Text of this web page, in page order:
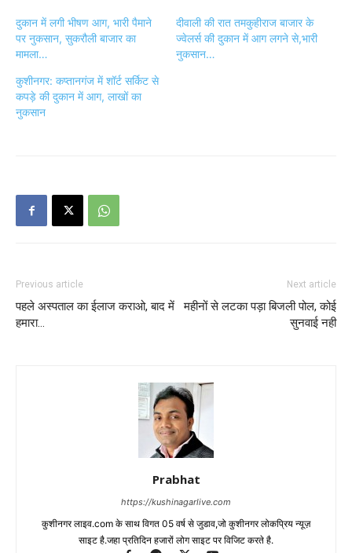
दुकान में लगी भीषण आग, भारी पैमाने
पर नुकसान, सुकरौली बाजार का
मामला…
दीवाली की रात तमकुहीराज बाजार के
ज्वेलर्स की दुकान में आग लगने से,भारी
नुकसान…
कुशीनगर: कप्तानगंज में शॉर्ट सर्किट से
कपड़े की दुकान में आग, लाखों का
नुकसान
Previous article
पहले अस्पताल का ईलाज कराओ, बाद में
हमारा…
Next article
महीनों से लटका पड़ा बिजली पोल, कोई
सुनवाई नही
Prabhat
https://kushinagarlive.com
कुशीनगर लाइव.com के साथ विगत 05 वर्ष से जुडाव,जो कुशीनगर लोकप्रिय न्यूज़
साइट है.जहा प्रतिदिन हजारों लोग साइट पर विजिट करते है.